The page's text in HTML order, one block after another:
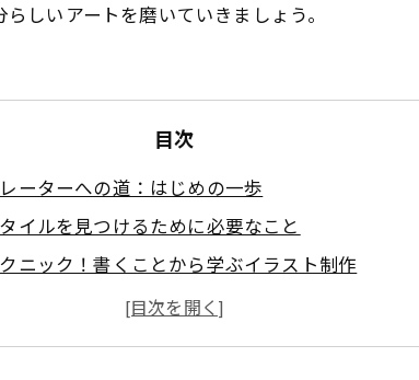
しいアートを磨いていきましょう。
目次
ーターへの道：はじめの一歩
イルを見つけるために必要なこと
ニック！書くことから学ぶイラスト制作
ールとソフトウェアで広がる可能性
ーションの源：ビジュアルアートの裏側